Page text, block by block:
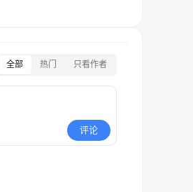
全部 热门 只看作者
评论